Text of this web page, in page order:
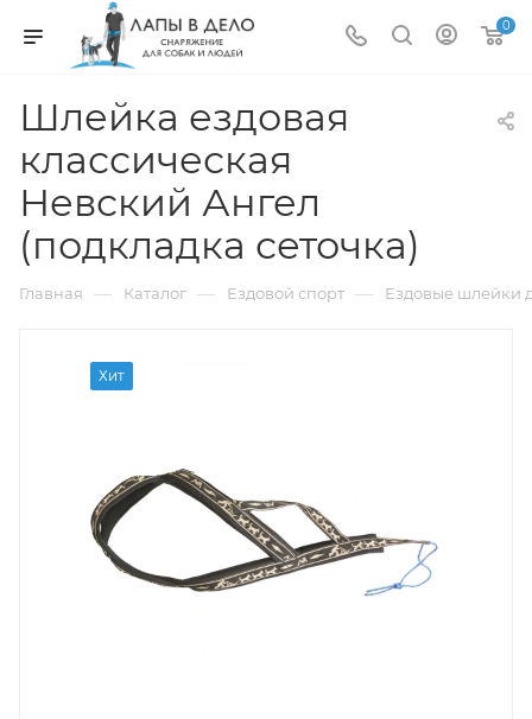
0
Шлейка ездовая
классическая
Невский Ангел
(подкладка сеточка)
Главная — Каталог — Ездовой спорт — Ездовые шлейки
Хит